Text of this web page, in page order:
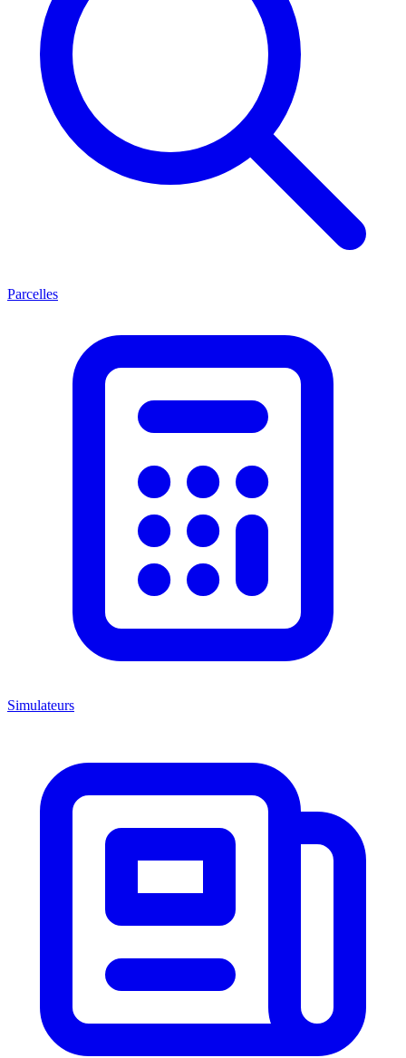
Parcelles
Simulateurs